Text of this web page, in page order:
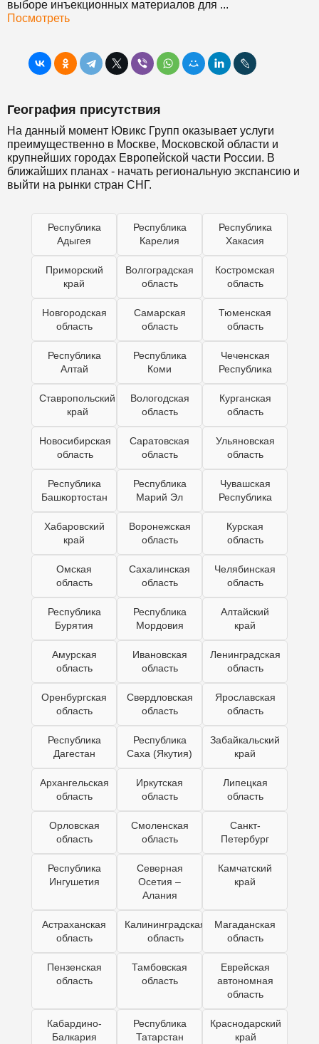
выборе инъекционных материалов для ...
Посмотреть
География присутствия
На данный момент Ювикс Групп оказывает услуги
преимущественно в Москве, Московской области и
крупнейших городах Европейской части России. В
ближайших планах - начать региональную экспансию и
выйти на рынки стран СНГ.
Республика
Адыгея
Республика
Карелия
Республика
Хакасия
Приморский
край
Волгоградская
область
Костромская
область
Новгородская
область
Самарская
область
Тюменская
область
Республика
Алтай
Республика
Коми
Чеченская
Республика
Ставропольский
край
Вологодская
область
Курганская
область
Новосибирская
область
Саратовская
область
Ульяновская
область
Республика
Башкортостан
Республика
Марий Эл
Чувашская
Республика
Хабаровский
край
Воронежская
область
Курская
область
Омская
область
Сахалинская
область
Челябинская
область
Республика
Бурятия
Республика
Мордовия
Алтайский
край
Амурская
область
Ивановская
область
Ленинградская
область
Оренбургская
область
Свердловская
область
Ярославская
область
Республика
Дагестан
Республика
Саха (Якутия)
Забайкальский
край
Архангельская
область
Иркутская
область
Липецкая
область
Орловская
область
Смоленская
область
Санкт-
Петербург
Республика
Ингушетия
Северная
Осетия –
Алания
Камчатский
край
Астраханская
область
Калининградская
область
Магаданская
область
Пензенская
область
Тамбовская
область
Еврейская
автономная
область
Кабардино-
Балкария
Республика
Татарстан
Краснодарский
край